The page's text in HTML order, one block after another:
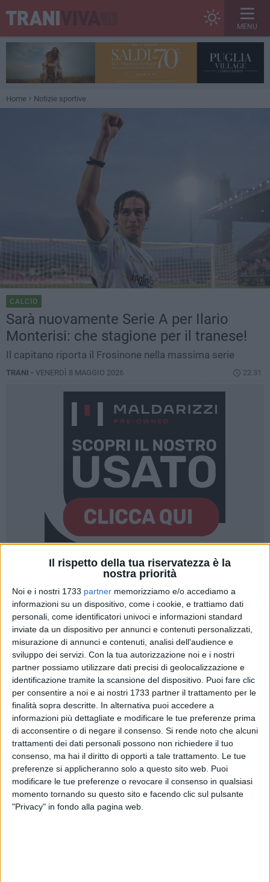
Il rispetto della tua riservatezza è la
nostra priorità
Noi e i nostri 1733 partner memorizziamo e/o accediamo a
informazioni su un dispositivo, come i cookie, e trattiamo dati
personali, come identificatori univoci e informazioni standard
inviate da un dispositivo per annunci e contenuti personalizzati,
misurazione di annunci e contenuti, analisi dell'audience e
sviluppo dei servizi. Con la tua autorizzazione noi e i nostri
partner possiamo utilizzare dati precisi di geolocalizzazione e
identificazione tramite la scansione del dispositivo. Puoi fare clic
per consentire a noi e ai nostri 1733 partner il trattamento per le
finalità sopra descritte. In alternativa puoi accedere a
informazioni più dettagliate e modificare le tue preferenze prima
di acconsentire o di negare il consenso. Si rende noto che alcuni
trattamenti dei dati personali possono non richiedere il tuo
consenso, ma hai il diritto di opporti a tale trattamento. Le tue
preferenze si applicheranno solo a questo sito web. Puoi
modificare le tue preferenze o revocare il consenso in qualsiasi
momento tornando su questo sito e facendo clic sul pulsante
"Privacy" in fondo alla pagina web.
MENU
Home Notizie sportive
CALCIO
Sarà nuovamente Serie A per Ilario
Monterisi: che stagione per il tranese!
Il capitano riporta il Frosinone nella massima serie
TRANI - VENERDÌ 8 MAGGIO 2026 22.31
Il sogno diventa realtà:Ilario Monterisi torna in Serie A con
il suo Frosinone. Il difensore tranese, classe 2001, è tra i
protagonisti della straordinaria cavalcata della formazione
ciociara, capace di conquistare la promozione nella
massima serie chiudendo il campionato di Serie B al
secondo posto, a quota 81 punti.
Per capitan Monterisi si tratta di un traguardo prestigioso,
raggiunto dopo una stagione di grande continuità e
maturità. Il centrale difensivo tranese si è confermato uno
dei punti di riferimento del reparto arretrato grazie alla sua
solidità difensiva, alla sua determinazione ed attaccamento
ai colori del suo Frosinone.